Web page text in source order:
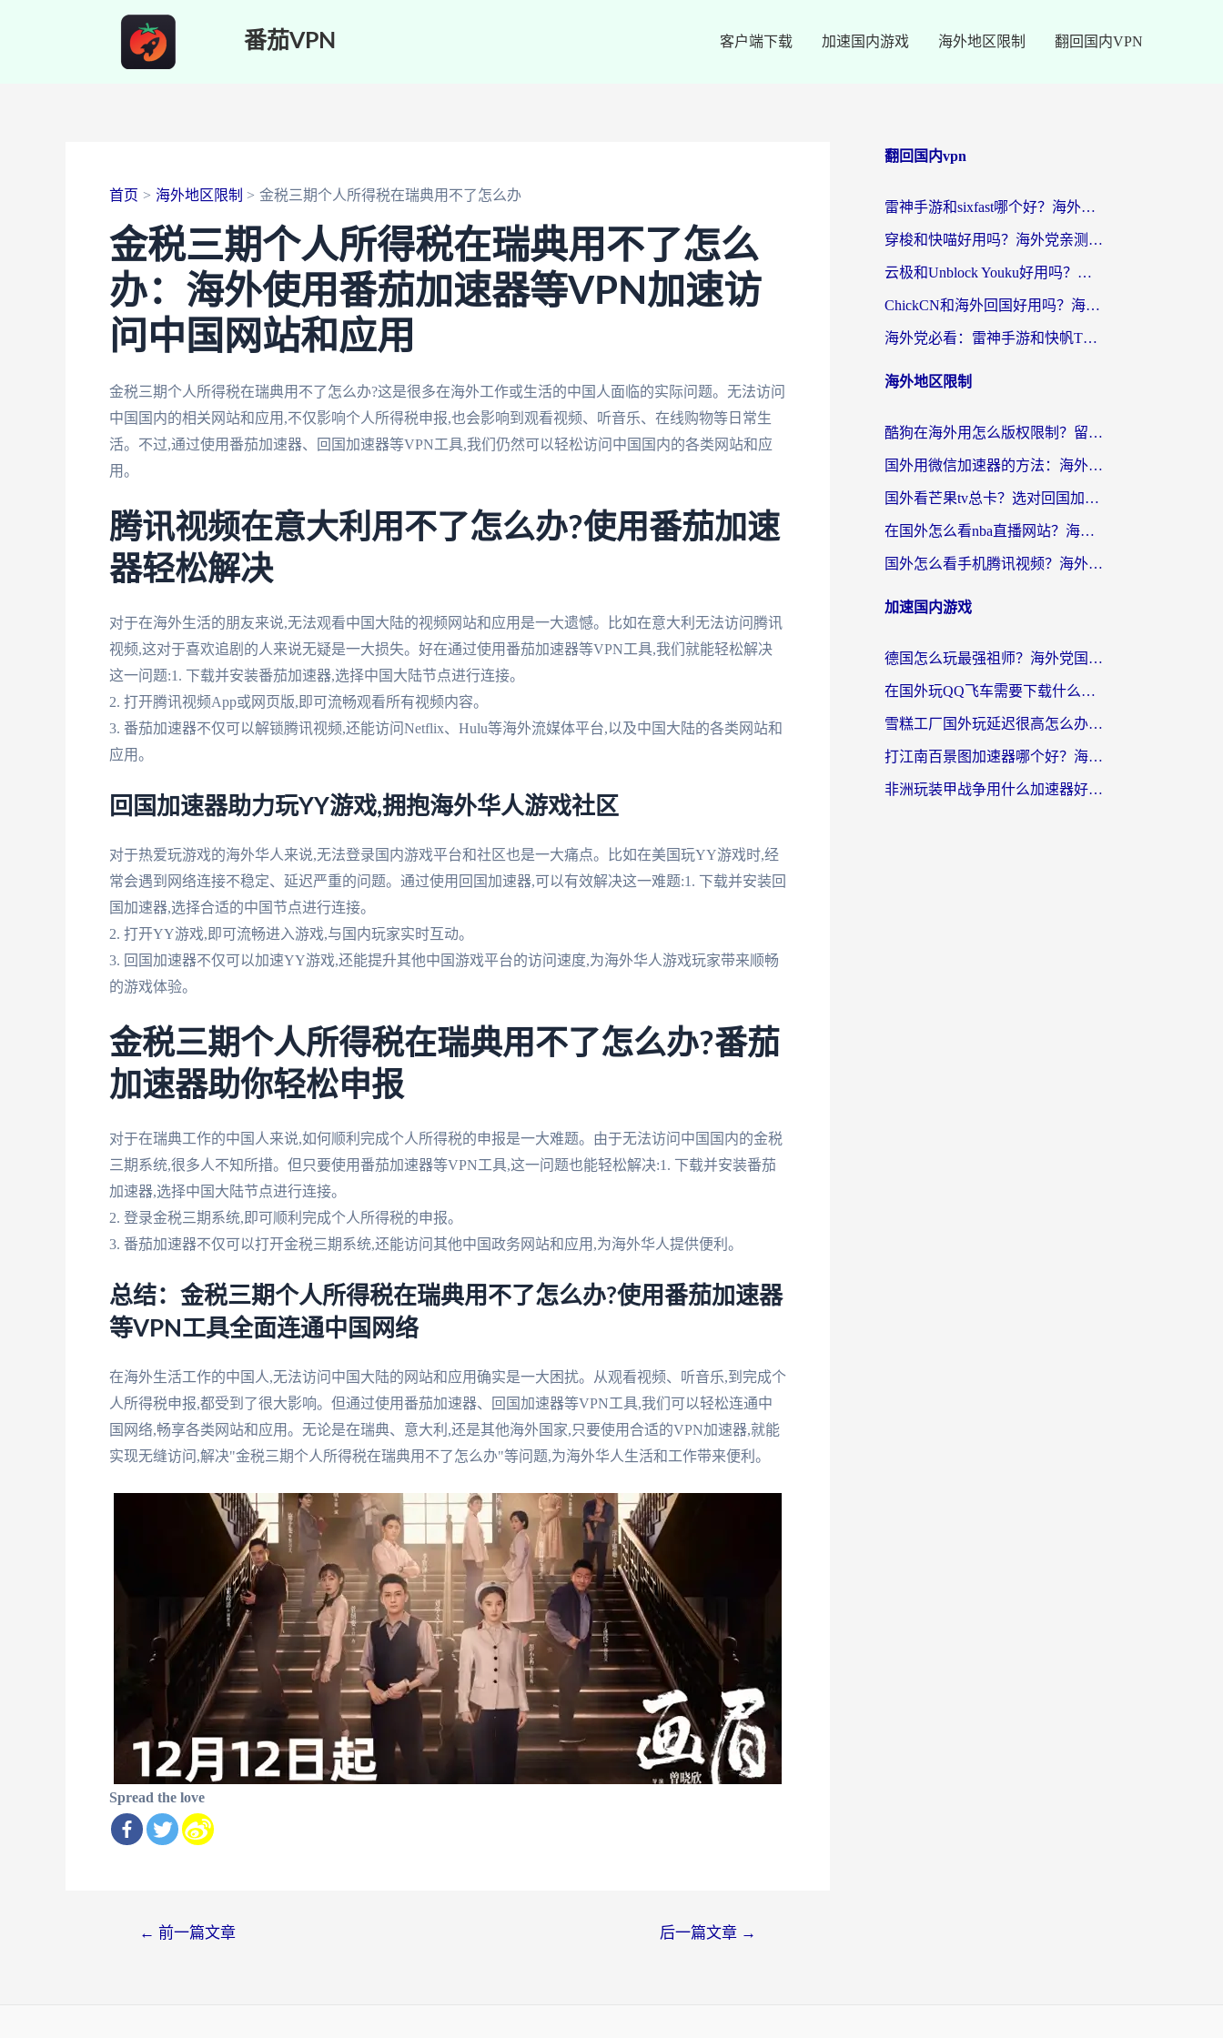
番茄VPN 客户端下载 加速国内游戏 海外地区限制 翻回国内VPN
首页 海外地区限制 金税三期个人所得税在瑞典用不了怎么办
金税三期个人所得税在瑞典用不了怎么
办：海外使用番茄加速器等VPN加速访
问中国网站和应用
金税三期个人所得税在瑞典用不了怎么办?这是很多在海外工作或生活的中国人面临的实际问题。无法访问
中国国内的相关网站和应用,不仅影响个人所得税申报,也会影响到观看视频、听音乐、在线购物等日常生
活。不过,通过使用番茄加速器、回国加速器等VPN工具,我们仍然可以轻松访问中国国内的各类网站和应
用。
腾讯视频在意大利用不了怎么办?使用番茄加速
器轻松解决
对于在海外生活的朋友来说,无法观看中国大陆的视频网站和应用是一大遗憾。比如在意大利无法访问腾讯
视频,这对于喜欢追剧的人来说无疑是一大损失。好在通过使用番茄加速器等VPN工具,我们就能轻松解决
这一问题:1. 下载并安装番茄加速器,选择中国大陆节点进行连接。
2. 打开腾讯视频App或网页版,即可流畅观看所有视频内容。
3. 番茄加速器不仅可以解锁腾讯视频,还能访问Netflix、Hulu等海外流媒体平台,以及中国大陆的各类网站和
应用。
回国加速器助力玩YY游戏,拥抱海外华人游戏社区
对于热爱玩游戏的海外华人来说,无法登录国内游戏平台和社区也是一大痛点。比如在美国玩YY游戏时,经
常会遇到网络连接不稳定、延迟严重的问题。通过使用回国加速器,可以有效解决这一难题:1. 下载并安装回
国加速器,选择合适的中国节点进行连接。
2. 打开YY游戏,即可流畅进入游戏,与国内玩家实时互动。
3. 回国加速器不仅可以加速YY游戏,还能提升其他中国游戏平台的访问速度,为海外华人游戏玩家带来顺畅
的游戏体验。
金税三期个人所得税在瑞典用不了怎么办?番茄
加速器助你轻松申报
对于在瑞典工作的中国人来说,如何顺利完成个人所得税的申报是一大难题。由于无法访问中国国内的金税
三期系统,很多人不知所措。但只要使用番茄加速器等VPN工具,这一问题也能轻松解决:1. 下载并安装番茄
加速器,选择中国大陆节点进行连接。
2. 登录金税三期系统,即可顺利完成个人所得税的申报。
3. 番茄加速器不仅可以打开金税三期系统,还能访问其他中国政务网站和应用,为海外华人提供便利。
总结：金税三期个人所得税在瑞典用不了怎么办?使用番茄加速器
等VPN工具全面连通中国网络
在海外生活工作的中国人,无法访问中国大陆的网站和应用确实是一大困扰。从观看视频、听音乐,到完成个
人所得税申报,都受到了很大影响。但通过使用番茄加速器、回国加速器等VPN工具,我们可以轻松连通中
国网络,畅享各类网站和应用。无论是在瑞典、意大利,还是其他海外国家,只要使用合适的VPN加速器,就能
实现无缝访问,解决"金税三期个人所得税在瑞典用不了怎么办"等问题,为海外华人生活和工作带来便利。
Spread the love
← 前一篇文章 后一篇文章 →
翻回国内vpn
雷神手游和sixfast哪个好？海外党亲测3款回国加速器，教你选对不踩坑
穿梭和快喵好用吗？海外党亲测：小众加速器对比+番茄加速器深度体验
云极和Unblock Youku好用吗？海外党亲测+2026回国加速器避坑指南
ChickCN和海外回国好用吗？海外党2026亲测：从手游到影音，选对加速器的3个关键
海外党必看：雷神手游和快帆TV版好用吗？3步选对回国加速器不踩坑
海外地区限制
酷狗在海外用怎么版权限制？留学生亲测：3步解决听国内音乐难题
国外用微信加速器的方法：海外党无缝连接国内生活的实用指南
国外看芒果tv总卡？选对回国加速器，轻松追《浪姐》不费劲
在国外怎么看nba直播网站？海外党专属体育观赛指南，告别地区限制！
国外怎么看手机腾讯视频？海外党亲测有效的追剧加速器选择指南
加速国内游戏
德国怎么玩最强祖师？海外党国服游戏加速器选择全攻略（附宝可梦Online实测）
在国外玩QQ飞车需要下载什么加速器呢？海外党亲测有效的国服游戏加速指南
雪糕工厂国外玩延迟很高怎么办？海外玩家国服游戏加速终极攻略（附实测推荐）
打江南百景图加速器哪个好？海外党踩坑N次后，终于找到不卡的秘诀
非洲玩装甲战争用什么加速器好？海外党亲测有效的国服游戏加速方案